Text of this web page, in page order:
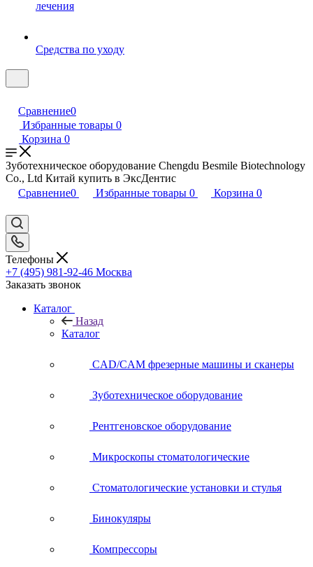
лечения
Средства по уходу
Сравнение0
Избранные товары 0
Корзина 0
Зуботехническое оборудование Chengdu Besmile Biotechnology
Co., Ltd Китай купить в ЭксДентис
Сравнение0 Избранные товары 0 Корзина 0
Телефоны
+7 (495) 981-92-46 Москва
Заказать звонок
Каталог
Назад
Каталог
CAD/CAM фрезерные машины и сканеры
Зуботехническое оборудование
Рентгеновское оборудование
Микроскопы стоматологические
Стоматологические установки и стулья
Бинокуляры
Компрессоры